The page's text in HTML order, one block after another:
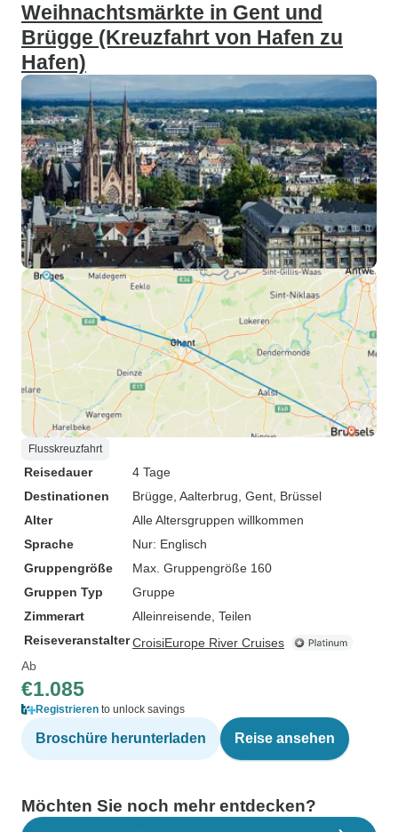
Weihnachtsmärkte in Gent und
Brügge (Kreuzfahrt von Hafen zu
Hafen)
Flusskreuzfahrt
Reisedauer
4 Tage
Destinationen
Brügge , Aalterbrug , Gent , Brüssel
Alter
Alle Altersgruppen willkommen
Sprache
Nur: Englisch
Gruppengröße
Max. Gruppengröße 160
Gruppen Typ
Gruppe
Zimmerart
Alleinreisende, Teilen
ReiseveranstalterCroisiEurope River Cruises
Ab
€1.085
Registrieren to unlock savings
Broschüre herunterladen Reise ansehen
Möchten Sie noch mehr entdecken?